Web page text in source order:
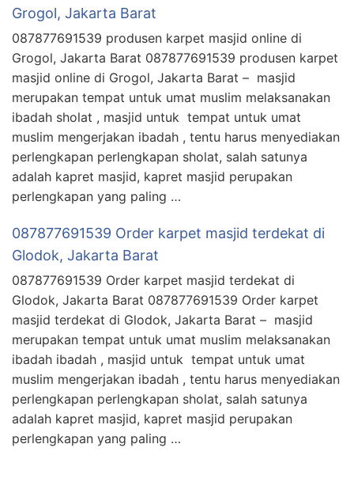
Grogol, Jakarta Barat
087877691539 produsen karpet masjid online di
Grogol, Jakarta Barat 087877691539 produsen karpet
masjid online di Grogol, Jakarta Barat – masjid
merupakan tempat untuk umat muslim melaksanakan
ibadah sholat , masjid untuk tempat untuk umat
muslim mengerjakan ibadah , tentu harus menyediakan
perlengkapan perlengkapan sholat, salah satunya
adalah kapret masjid, kapret masjid perupakan
perlengkapan yang paling …
087877691539 Order karpet masjid terdekat di
Glodok, Jakarta Barat
087877691539 Order karpet masjid terdekat di
Glodok, Jakarta Barat 087877691539 Order karpet
masjid terdekat di Glodok, Jakarta Barat – masjid
merupakan tempat untuk umat muslim melaksanakan
ibadah ibadah , masjid untuk tempat untuk umat
muslim mengerjakan ibadah , tentu harus menyediakan
perlengkapan perlengkapan sholat, salah satunya
adalah kapret masjid, kapret masjid perupakan
perlengkapan yang paling …